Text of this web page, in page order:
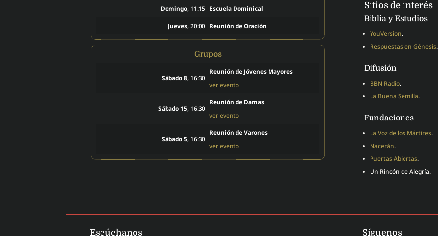
Domingo, 11:15 Escuela Dominical
Jueves, 20:00 Reunión de Oración
Grupos
Sábado 8, 16:30
Reunión de Jóvenes Mayores
ver evento
Sábado 15, 16:30
Reunión de Damas
ver evento
Sábado 5, 16:30
Reunión de Varones
ver evento
Sitios de interés
Biblia y Estudios
YouVersion.
Respuestas en Génesis.
Difusión
BBN Radio.
La Buena Semilla.
Fundaciones
La Voz de los Mártires.
Nacerán.
Puertas Abiertas.
Un Rincón de Alegría.
Escúchanos Síguenos